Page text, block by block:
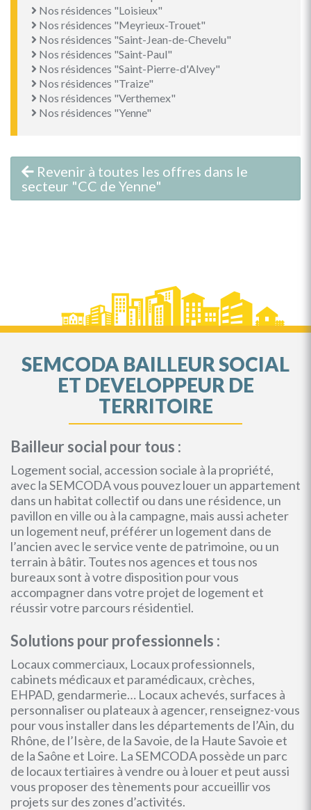
Nos résidences "Loisieux"
Nos résidences "Meyrieux-Trouet"
Nos résidences "Saint-Jean-de-Chevelu"
Nos résidences "Saint-Paul"
Nos résidences "Saint-Pierre-d'Alvey"
Nos résidences "Traize"
Nos résidences "Verthemex"
Nos résidences "Yenne"
Revenir à toutes les offres dans le
secteur "CC de Yenne"
SEMCODA BAILLEUR SOCIAL
ET DEVELOPPEUR DE
TERRITOIRE
Bailleur social pour tous :
Logement social, accession sociale à la propriété,
avec la SEMCODA vous pouvez louer un appartement
dans un habitat collectif ou dans une résidence, un
pavillon en ville ou à la campagne, mais aussi acheter
un logement neuf, préférer un logement dans de
l’ancien avec le service vente de patrimoine, ou un
terrain à bâtir. Toutes nos agences et tous nos
bureaux sont à votre disposition pour vous
accompagner dans votre projet de logement et
réussir votre parcours résidentiel.
Solutions pour professionnels :
Locaux commerciaux, Locaux professionnels,
cabinets médicaux et paramédicaux, crèches,
EHPAD, gendarmerie… Locaux achevés, surfaces à
personnaliser ou plateaux à agencer, renseignez-vous
pour vous installer dans les départements de l’Ain, du
Rhône, de l’Isère, de la Savoie, de la Haute Savoie et
de la Saône et Loire. La SEMCODA possède un parc
de locaux tertiaires à vendre ou à louer et peut aussi
vous proposer des tènements pour accueillir vos
projets sur des zones d’activités.